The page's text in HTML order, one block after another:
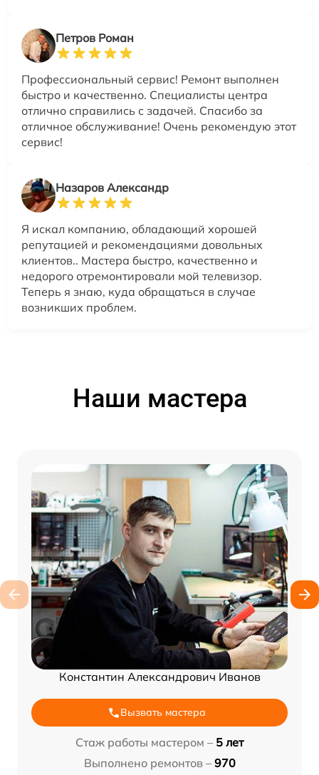
Петров Роман
Профессиональный сервис! Ремонт выполнен
быстро и качественно. Специалисты центра
отлично справились с задачей. Спасибо за
отличное обслуживание! Очень рекомендую этот
сервис!
Назаров Александр
Я искал компанию, обладающий хорошей
репутацией и рекомендациями довольных
клиентов.. Мастера быстро, качественно и
недорого отремонтировали мой телевизор.
Теперь я знаю, куда обращаться в случае
возникших проблем.
Наши мастера
Константин Александрович Иванов
Вызвать мастера
Стаж работы мастером – 5 лет
Выполнено ремонтов – 970